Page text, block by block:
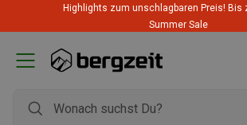
Highlights zum unschlagbaren Preis! Bis
Summer Sale